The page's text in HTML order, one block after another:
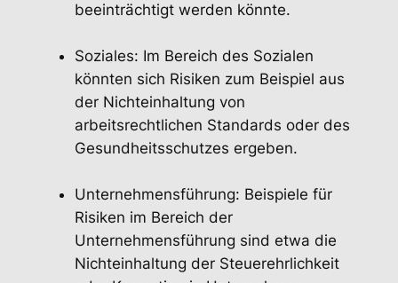
beeinträchtigt werden könnte.
Soziales: Im Bereich des Sozialen
könnten sich Risiken zum Beispiel aus
der Nichteinhaltung von
arbeitsrechtlichen Standards oder des
Gesundheitsschutzes ergeben.
Unternehmensführung: Beispiele für
Risiken im Bereich der
Unternehmensführung sind etwa die
Nichteinhaltung der Steuerehrlichkeit